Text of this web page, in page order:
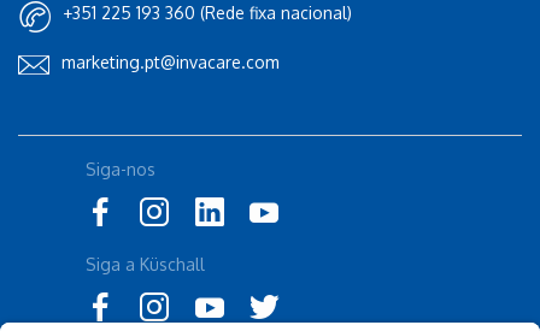
+351 225 193 360 (Rede fixa nacional)
marketing.pt@invacare.com
Siga-nos
Siga a Küschall